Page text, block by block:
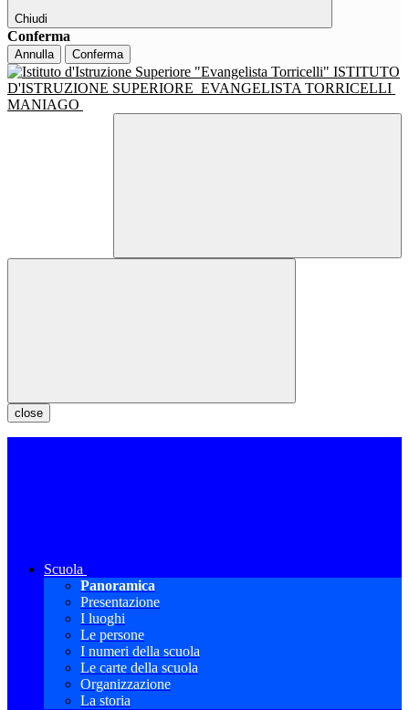
Chiudi
Conferma
Annulla Conferma
ISTITUTO
D'ISTRUZIONE SUPERIORE EVANGELISTA TORRICELLI
MANIAGO
close
Scuola
Panoramica
Presentazione
I luoghi
Le persone
I numeri della scuola
Le carte della scuola
Organizzazione
La storia